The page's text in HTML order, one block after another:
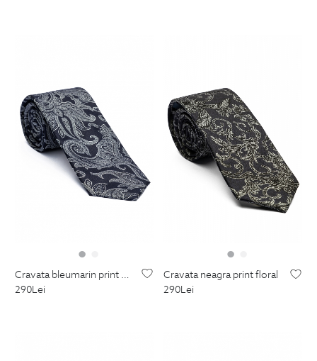
cravata bleumarin print floral
290Lei
cravata neagra print floral
290Lei